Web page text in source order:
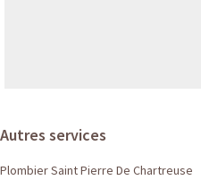
Autres services
Plombier Saint Pierre De Chartreuse